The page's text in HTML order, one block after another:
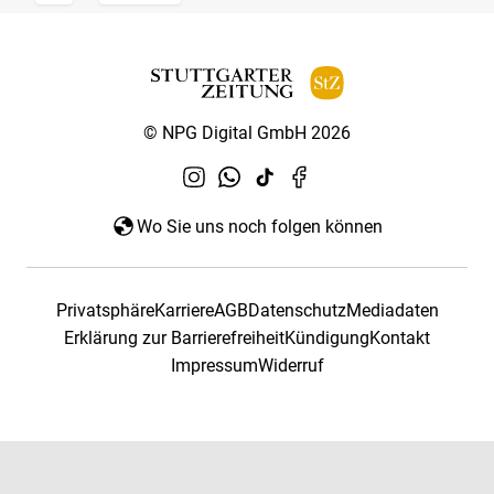
© NPG Digital GmbH 2026
Wo Sie uns noch folgen können
PrivatsphäreKarriereAGBDatenschutzMediadaten
Erklärung zur BarrierefreiheitKündigungKontakt
ImpressumWiderruf